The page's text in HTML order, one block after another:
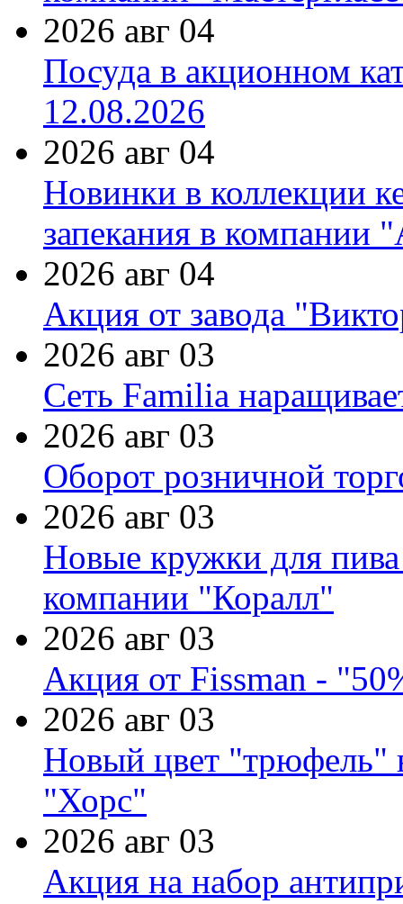
2026 авг 04
Посуда в акционном
12.08.2026
2026 авг 04
Новинки в коллекции
запекания в компании
2026 авг 04
Акция от завода
2026 авг 03
Сеть Familia
2026 авг 03
Оборот розничной
2026 авг 03
Новые кружки для
компании "Коралл"
2026 авг 03
Акция от Fissman -
2026 авг 03
Новый цвет "трюфель"
"Хорс"
2026 авг 03
Акция на набор